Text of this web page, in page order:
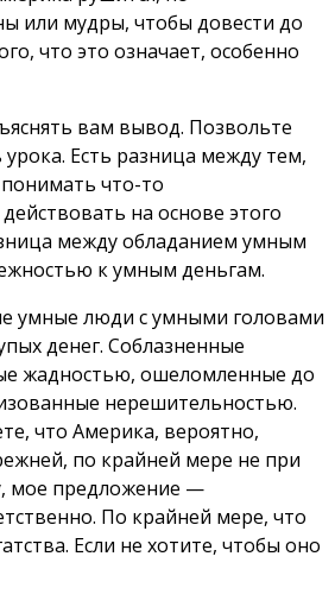
или мудры, чтобы довести до
что это означает, особенно
вам вывод. Позвольте
Есть разница между тем,
что-то
на основе этого
между обладанием умным
к умным деньгам.
умные люди с умными головами
денег. Соблазненные
жадностью, ошеломленные до
нерешительностью.
что Америка, вероятно,
по крайней мере не при
мое предложение —
По крайней мере, что
Если не хотите, чтобы оно